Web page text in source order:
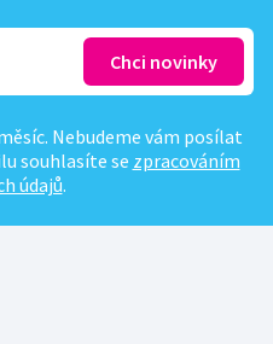
Nebudeme vám posílat
souhlasíte se zpracováním
údajů.